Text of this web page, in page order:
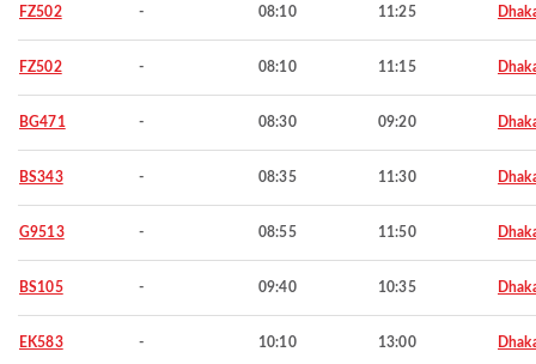
FZ502 - 08:10 11:25
FZ502 - 08:10 11:15
BG471 - 08:30 09:20
BS343 - 08:35 11:30
G9513 - 08:55 11:50
BS105 - 09:40 10:35
EK583 - 10:10 13:00